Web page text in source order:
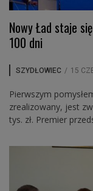
Nowy Ład staje
100 dni
SZYDŁOWIEC / 15
Pierwszym
zrealizowany, jest
tys. zł. Premier